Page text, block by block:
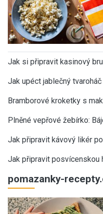
Jak si připravit kasinový
Jak upéct jablečný
Bramborové kroketky s
Plněné vepřové žebírko:
Jak připravit kávový likér
Jak připravit posvícenskou
pomazanky-